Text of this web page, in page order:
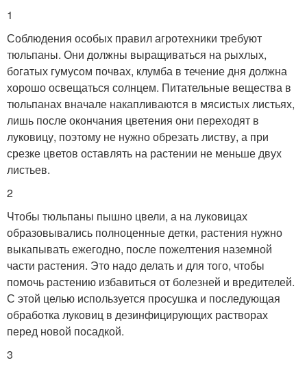
1
Соблюдения особых правил агротехники требуют
тюльпаны. Они должны выращиваться на рыхлых,
богатых гумусом почвах, клумба в течение дня должна
хорошо освещаться солнцем. Питательные вещества в
тюльпанах вначале накапливаются в мясистых листьях,
лишь после окончания цветения они переходят в
луковицу, поэтому не нужно обрезать листву, а при
срезке цветов оставлять на растении не меньше двух
листьев.
2
Чтобы тюльпаны пышно цвели, а на луковицах
образовывались полноценные детки, растения нужно
выкапывать ежегодно, после пожелтения наземной
части растения. Это надо делать и для того, чтобы
помочь растению избавиться от болезней и вредителей.
С этой целью используется просушка и последующая
обработка луковиц в дезинфицирующих растворах
перед новой посадкой.
3